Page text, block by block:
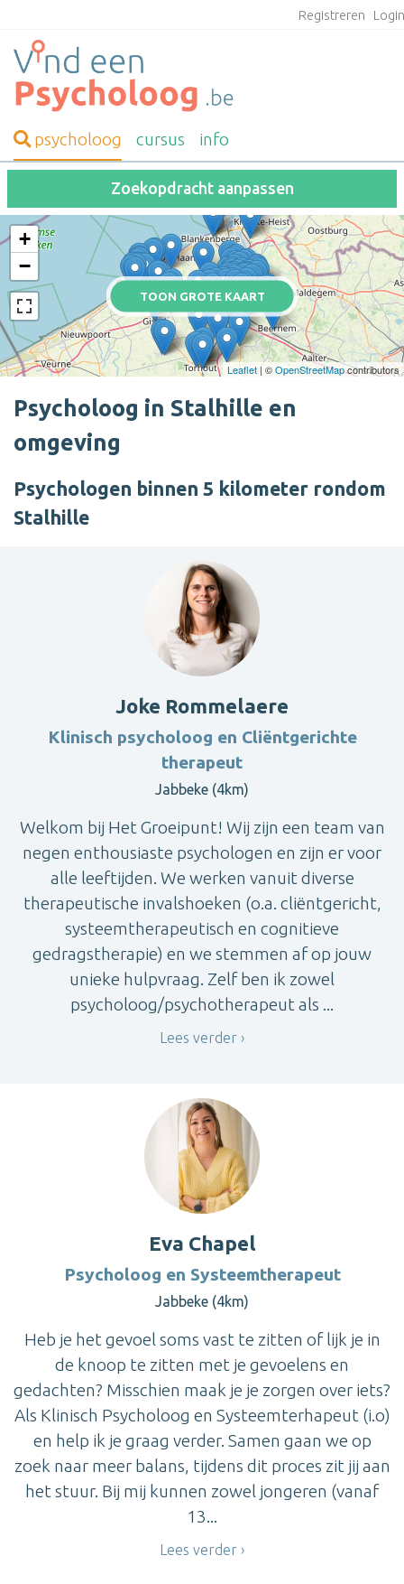
Registreren
psycholoog cursus info
Zoekopdracht aanpassen
TOON GROTE KAART
+
−
Leaflet | ©OpenStreetMapcontributors
Psycholoog in Stalhille en
omgeving
Psychologen binnen 5 kilometer rondom
Stalhille
Joke Rommelaere
Klinisch psycholoog en Cliëntgerichte
therapeut
Jabbeke (4km)
Welkom bij Het Groeipunt! Wij zijn een team van
negen enthousiaste psychologen en zijn er voor
alle leeftijden. We werken vanuit diverse
therapeutische invalshoeken (o.a. cliëntgericht,
systeemtherapeutisch en cognitieve
gedragstherapie) en we stemmen af op jouw
unieke hulpvraag. Zelf ben ik zowel
psycholoog/psychotherapeut als ...
Lees verder
Eva Chapel
Psycholoog en Systeemtherapeut
Jabbeke (4km)
Heb je het gevoel soms vast te zitten of lijk je in
de knoop te zitten met je gevoelens en
gedachten? Misschien maak je je zorgen over iets?
Als Klinisch Psycholoog en Systeemterhapeut (i.o)
en help ik je graag verder. Samen gaan we op
zoek naar meer balans, tijdens dit proces zit jij aan
het stuur. Bij mij kunnen zowel jongeren (vanaf
13...
Lees verder